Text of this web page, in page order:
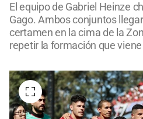
El equipo de Gabriel Heinze
Gago. Ambos conjuntos
certamen en la cima de la
repetir la formación que